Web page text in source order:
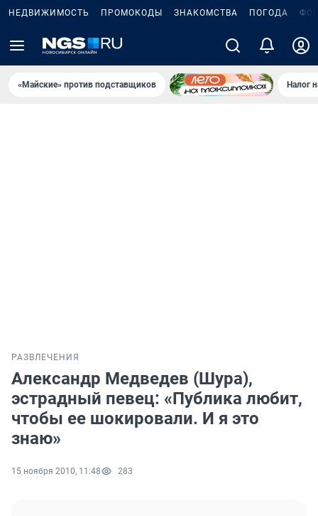
НЕДВИЖИМОСТЬ ПРОМОКОДЫ ЗНАКОМСТВА ПОГОДА
«Майские» против подставщиков Налог
РАЗВЛЕЧЕНИЯ
Александр Медведев (Шура),
эстрадный певец: «Публика любит,
чтобы ее шокировали. И я это
знаю»
15 ноября 2010, 11:48 283